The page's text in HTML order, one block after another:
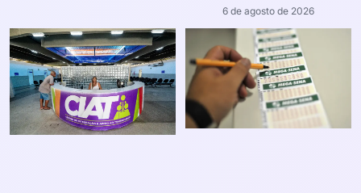
6 de agosto de 2026